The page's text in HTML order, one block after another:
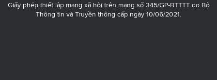
Giấy phép thiết lập mạng xã hội trên mạng số 345/GP-BTTTT do Bộ
Thông tin và Truyền thông cấp ngày 10/06/2021.